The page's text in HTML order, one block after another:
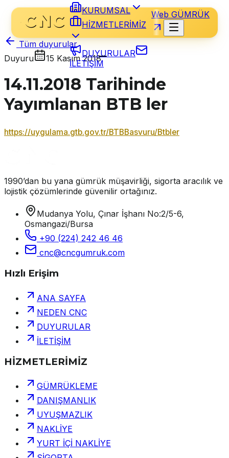
KURUMSAL
HİZMETLERİMİZ
DUYURULAR
İLETİŞİM
Web GÜMRÜK
Tüm duyurular
Duyuru
15 Kasım 2018
14.11.2018 Tarihinde
Yayımlanan BTB ler
https://uygulama.gtb.gov.tr/BTBBasvuru/Btbler
1990’dan bu yana gümrük müşavirliği, sigorta aracılık ve
lojistik çözümlerinde güvenilir ortağınız.
Mudanya Yolu, Çınar İşhanı No:2/5-6,
Osmangazi/Bursa
+90 (224) 242 46 46
cnc@cncgumruk.com
Hızlı Erişim
ANA SAYFA
NEDEN CNC
DUYURULAR
İLETİŞİM
HİZMETLERİMİZ
GÜMRÜKLEME
DANIŞMANLIK
UYUŞMAZLIK
NAKLİYE
YURT İÇİ NAKLİYE